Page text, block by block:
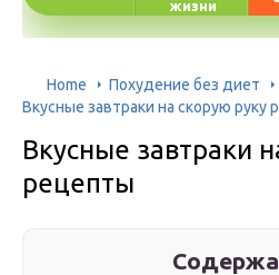
жизни
Home
Похудение без диет
Вкусные завтраки на скорую руку
Вкусные завтраки
рецепты